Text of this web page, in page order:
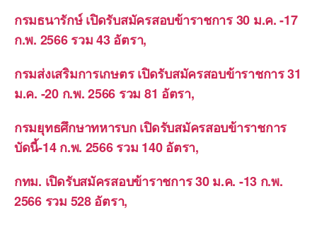
กรมธนารักษ์ เปิดรับสมัครสอบข้าราชการ 30 ม.ค. -17
ก.พ. 2566 รวม 43 อัตรา,
กรมส่งเสริมการเกษตร เปิดรับสมัครสอบข้าราชการ 31
ม.ค. -20 ก.พ. 2566 รวม 81 อัตรา,
กรมยุทธศึกษาทหารบก เปิดรับสมัครสอบข้าราชการ
บัดนี้-14 ก.พ. 2566 รวม 140 อัตรา,
กทม. เปิดรับสมัครสอบข้าราชการ 30 ม.ค. -13 ก.พ.
2566 รวม 528 อัตรา,